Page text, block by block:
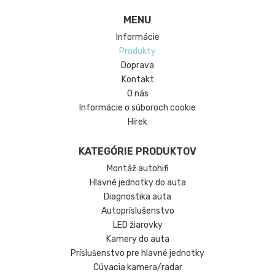
MENU
Informácie
Produkty
Doprava
Kontakt
O nás
Informácie o súboroch cookie
Hírek
KATEGÓRIE PRODUKTOV
Montáž autohifi
Hlavné jednotky do auta
Diagnostika auta
Autopríslušenstvo
LED žiarovky
Kamery do auta
Príslušenstvo pre hlavné jednotky
Cúvacia kamera/radar